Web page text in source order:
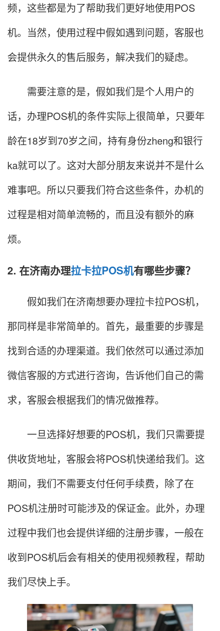
频，这些都是为了帮助我们更好地使用POS
机。当然，使用过程中假如遇到问题，客服也
会提供永久的售后服务，解决我们的疑虑。
需要注意的是，假如我们是个人用户的
话，办理POS机的条件实际上很简单，只要年
龄在18岁到70岁之间，持有身份zheng和银行
ka就可以了。这对大部分朋友来说并不是什么
难事吧。所以只要我们符合这些条件，办机的
过程是相对简单流畅的，而且没有额外的麻
烦。
2. 在济南办理拉卡拉POS机有哪些步骤？
假如我们在济南想要办理拉卡拉POS机，
那同样是非常简单的。首先，最重要的步骤是
找到合适的办理渠道。我们依然可以通过添加
微信客服的方式进行咨询，告诉他们自己的需
求，客服会根据我们的情况做推荐。
一旦选择好想要的POS机，我们只需要提
供收货地址，客服会将POS机快递给我们。这
期间，我们不需要支付任何手续费，除了在
POS机注册时可能涉及的保证金。此外，办理
过程中我们也会提供详细的注册步骤，一般在
收到POS机后会有相关的使用视频教程，帮助
我们尽快上手。